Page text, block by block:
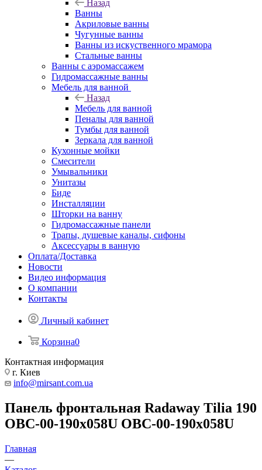
Назад
Ванны
Акриловые ванны
Чугунные ванны
Ванны из искуственного мрамора
Стальные ванны
Ванны с аэромассажем
Гидромассажные ванны
Мебель для ванной
Назад
Мебель для ванной
Пеналы для ванной
Тумбы для ванной
Зеркала для ванной
Кухонные мойки
Смесители
Умывальники
Унитазы
Биде
Инсталляции
Шторки на ванну
Гидромассажные панели
Трапы, душевые каналы, сифоны
Аксессуары в ванную
Оплата/Доставка
Новости
Видео информация
О компании
Контакты
Личный кабинет
Корзина0
Контактная информация
г. Киев
info@mirsant.com.ua
Панель фронтальная Radaway Tilia 190
OBC-00-190x058U OBC-00-190x058U
Главная
—